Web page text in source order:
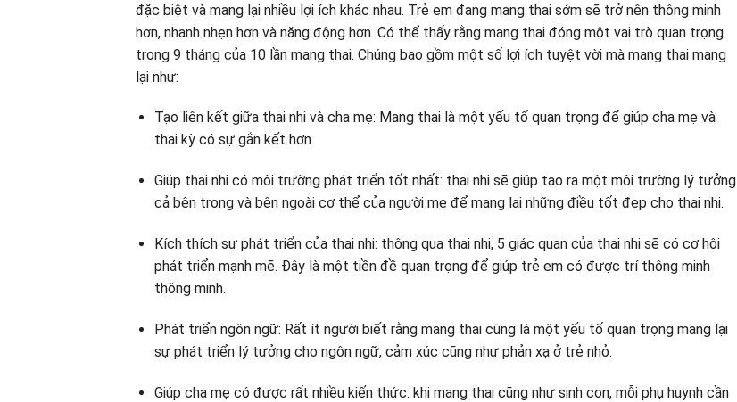
đặc biệt và mang lại nhiều lợi ích khác nhau. Trẻ em đang mang thai sớm sẽ trở nên thông minh
hơn, nhanh nhẹn hơn và năng động hơn. Có thể thấy rằng mang thai đóng một vai trò quan trọng
trong 9 tháng của 10 lần mang thai. Chúng bao gồm một số lợi ích tuyệt vời mà mang thai mang
lại như:
Tạo liên kết giữa thai nhi và cha mẹ: Mang thai là một yếu tố quan trọng để giúp cha mẹ và
thai kỳ có sự gắn kết hơn.
Giúp thai nhi có môi trường phát triển tốt nhất: thai nhi sẽ giúp tạo ra một môi trường lý tưởng
cả bên trong và bên ngoài cơ thể của người mẹ để mang lại những điều tốt đẹp cho thai nhi.
Kích thích sự phát triển của thai nhi: thông qua thai nhi, 5 giác quan của thai nhi sẽ có cơ hội
phát triển mạnh mẽ. Đây là một tiền đề quan trọng để giúp trẻ em có được trí thông minh
thông minh.
Phát triển ngôn ngữ: Rất ít người biết rằng mang thai cũng là một yếu tố quan trọng mang lại
sự phát triển lý tưởng cho ngôn ngữ, cảm xúc cũng như phản xạ ở trẻ nhỏ.
Giúp cha mẹ có được rất nhiều kiến ​​thức: khi mang thai cũng như sinh con, mỗi phụ huynh cần